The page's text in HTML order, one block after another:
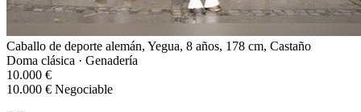
Caballo de deporte alemán, Yegua, 8 años, 178 cm, Castaño
Doma clásica · Genadería
10.000 €
10.000 € Negociable